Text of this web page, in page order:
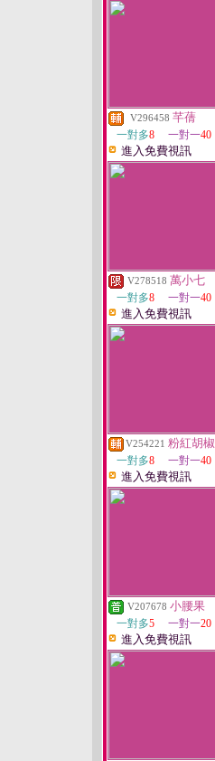
V296458 芊蒨
一對多8 一對一40
進入免費視訊
V278518 萬小七
一對多8 一對一40
進入免費視訊
V254221 粉紅胡椒
一對多8 一對一40
進入免費視訊
V207678 小腰果
一對多5 一對一20
進入免費視訊